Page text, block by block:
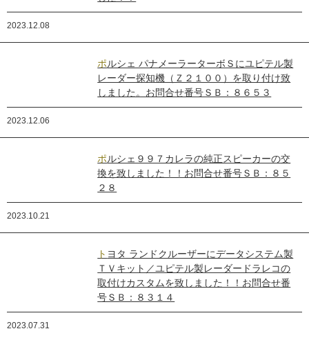
2023.12.08
ポルシェ パナメーラーターボＳにユピテル製
レーダー探知機（Ｚ２１００）を取り付け致
しました。お問合せ番号ＳＢ：８６５３
2023.12.06
ポルシェ９９７カレラの純正スピーカーの交
換を致しました！！お問合せ番号ＳＢ：８５
２８
2023.10.21
トヨタ ランドクルーザーにデータシステム製
ＴＶキット／ユピテル製レーダードラレコの
取付けカスタムを致しました！！お問合せ番
号ＳＢ：８３１４
2023.07.31